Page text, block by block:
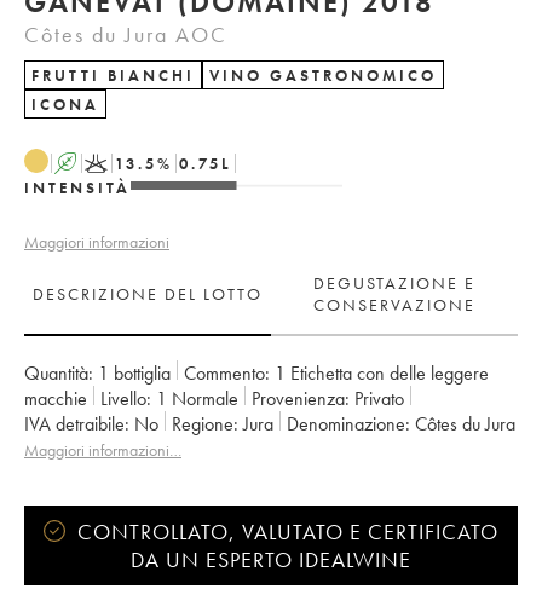
Côtes du Jura AOC
FRUTTI BIANCHI
VINO GASTRONOMICO
ICONA
A K 13.5% 0.75 L
INTENSITÀ
Maggiori informazioni
DESCRIZIONE DEL LOTTO
DEGUSTAZIONE E
CONSERVAZIONE
Quantità: 1 bottiglia Commento: 1 Etichetta con delle leggere
macchie
Livello: 1 Normale Provenienza:
privato
IVA detraibile:
no Regione: Jura Denominazione:
Côtes du Jura
Proprietario: Jean-François Ganevat (Domaine)
Maggiori informazioni…
CONTROLLATO, VALUTATO E CERTIFICATO
DA UN ESPERTO IDEALWINE